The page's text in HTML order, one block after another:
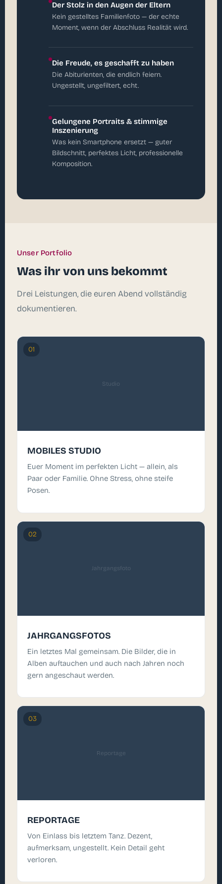
Der Stolz in den Augen der Eltern
Kein gestelltes Familienfoto — der echte
Moment, wenn der Abschluss Realität wird.
Die Freude, es geschafft zu haben
Die Abiturienten, die endlich feiern.
Ungestellt, ungefiltert, echt.
Gelungene Portraits & stimmige
Inszenierung
Was kein Smartphone ersetzt — guter
Bildschnitt, perfektes Licht, professionelle
Komposition.
Unser Portfolio
Was ihr von uns bekommt
Drei Leistungen, die euren Abend vollständig
dokumentieren.
Studio
01
MOBILES STUDIO
Euer Moment im perfekten Licht — allein, als
Paar oder Familie. Ohne Stress, ohne steife
Posen.
Jahrgangsfoto
02
JAHRGANGSFOTOS
Ein letztes Mal gemeinsam. Die Bilder, die in
Alben auftauchen und auch nach Jahren noch
gern angeschaut werden.
Reportage
03
REPORTAGE
Von Einlass bis letztem Tanz. Dezent,
aufmerksam, ungestellt. Kein Detail geht
verloren.